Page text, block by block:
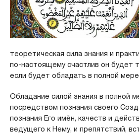
теоретическая сила знания и
по-настоящему счастлив он будет
если будет обладать в полной
Обладание силой знания в полной
посредством познания своего
познания Его имён, качеств и
ведущего к Нему, и препятствий,